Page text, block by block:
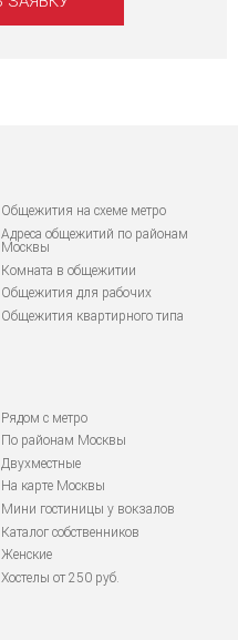
Общежития на схеме метро
Адреса общежитий по районам
Москвы
Комната в общежитии
Общежития для рабочих
Общежития квартирного типа
Рядом с метро
По районам Москвы
Двухместные
На карте Москвы
Мини гостиницы у вокзалов
Каталог собственников
Женские
Хостелы от 250 руб.